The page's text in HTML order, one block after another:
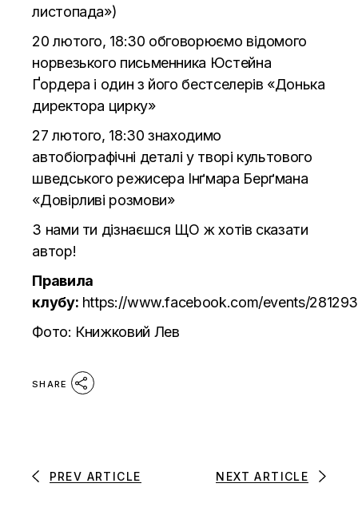
листопада»)
20 лютого, 18:30 обговорюємо відомого
норвезького письменника Юстейна
Ґордера і один з його бестселерів «Донька
директора цирку»
27 лютого, 18:30 знаходимо
автобіографічні деталі у творі культового
шведського режисера Інґмара Берґмана
«Довірливі розмови»
З нами ти дізнаєшся ЩО ж хотів сказати
автор!
Правила
клубу: https://www.facebook.com/events/
Фото: Книжковий Лев
SHARE
PREV ARTICLE NEXT ARTICLE